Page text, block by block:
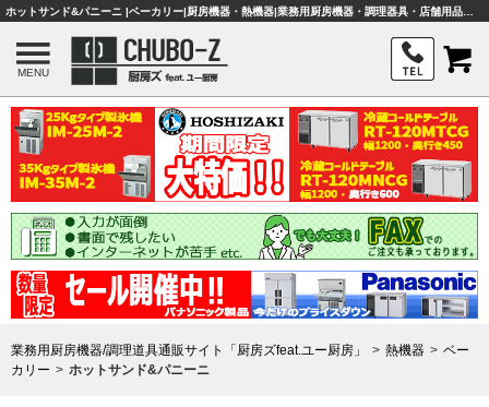
MENU
業務用厨房機器/調理道具通販サイト「厨房ズfeat.ユー厨房」 熱機器
ベー
カリー
ホットサンド&パニーニ